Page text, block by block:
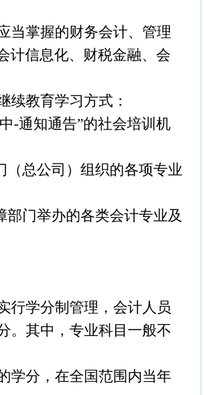
当掌握的财务会计、管理
计信息化、财税金融、会
续教育学习方式：
-通知通告”的社会培训机
（总公司）组织的各项专业
门举办的各类会计专业及
行学分制管理，会计人员
。其中，专业科目一般不
学分，在全国范围内当年